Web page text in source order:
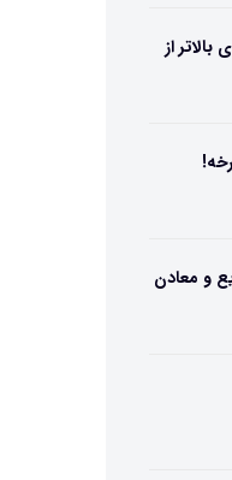
از
و معادن